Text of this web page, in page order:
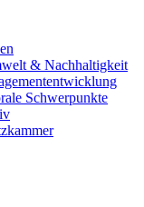
& Nachhaltigkeit
Schwerpunkte